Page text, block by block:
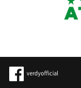
verdyofficial